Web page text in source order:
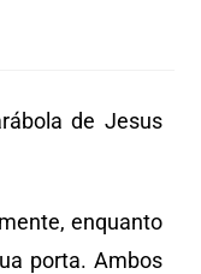
de Jesus
enquanto
porta. Ambos